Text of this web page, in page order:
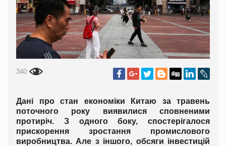
340
Дані про стан економіки Китаю за травень
поточного року виявилися сповненими
протиріч. З одного боку, спостерігалося
прискорення зростання промислового
виробництва. Але з іншого, обсяги інвестицій